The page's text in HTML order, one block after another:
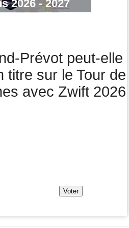
sans pub ni pop up : 9,99€ pour 1
2026 - 2027
Prévot peut-elle
titre sur le Tour de
avec Zwift 2026